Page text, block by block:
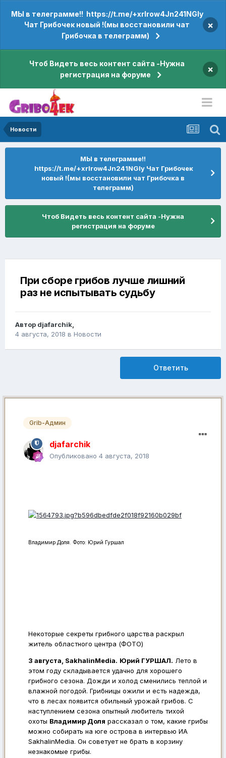
МЫ в телеграмме!! https://t.me/+xrIrow4Jn241NGIy
Чат Грибочек новый !(мы восстановили чат
Грибочка в телеграмм)
×
Чтоб Видеть весь контент сайта -Нужна
регистрация на форуме
×
Новости
МЫ в телеграмме!!
https://t.me/+xrIrow4Jn241NGIy Чат Грибочек
новый !(мы восстановили чат Грибочка в
телеграмм)
Чтоб Видеть весь контент сайта -Нужна
регистрация на форуме
При сборе грибов лучше лишний
раз не испытывать судьбу
Автор djafarchik,
4 августа, 2018 в Новости
Ответить
Grib-Админ
djafarchik
Опубликовано 4 августа, 2018
Владимир Доля. Фото: Юрий Гуршал
Некоторые секреты грибного царства раскрыл
житель областного центра (ФОТО)
3 августа, SakhalinMedia. Юрий ГУРШАЛ. Лето в
этом году складывается удачно для хорошего
грибного сезона. Дожди и холод сменились теплой и
влажной погодой. Грибницы ожили и есть надежда,
что в лесах появится обильный урожай грибов. С
наступлением сезона опытный любитель тихой
охоты Владимир Доля рассказал о том, какие грибы
можно собирать на юге острова в интервью ИА
SakhalinMedia. Он советует не брать в корзину
незнакомые грибы.